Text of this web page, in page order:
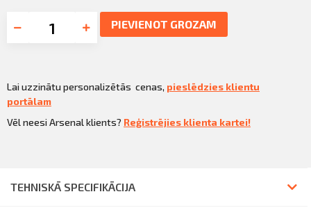
PIEVIENOT GROZAM
Lai uzzinātu personalizētās cenas, pieslēdzies klientu
portālam
Vēl neesi Arsenal klients? Reģistrējies klienta kartei!
TEHNISKĀ SPECIFIKĀCIJA